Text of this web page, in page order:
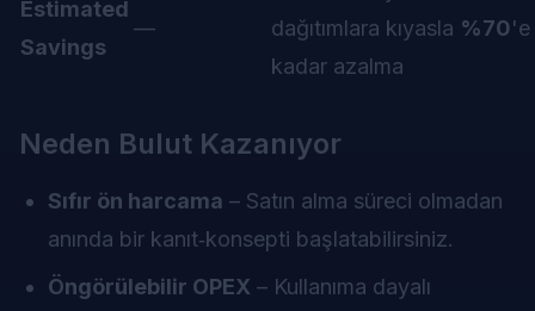
Estimated
Savings
—
dağıtımlara kıyasla %70'e
kadar azalma
Neden Bulut Kazanıyor
Sıfır ön harcama – Satın alma süreci olmadan
anında bir kanıt‑konsepti başlatabilirsiniz.
Öngörülebilir OPEX – Kullanıma dayalı